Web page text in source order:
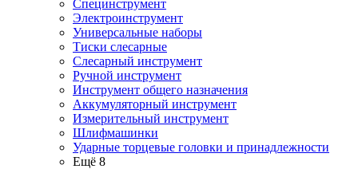
Специнструмент
Электроинструмент
Универсальные наборы
Тиски слесарные
Слесарный инструмент
Ручной инструмент
Инструмент общего назначения
Аккумуляторный инструмент
Измерительный инструмент
Шлифмашинки
Ударные торцевые головки и принадлежности
Ещё 8